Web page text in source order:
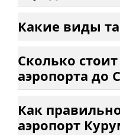
Какие виды
Сколько
аэропорта до
Как
аэропорт